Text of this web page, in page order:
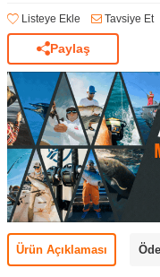
Listeye Ekle Tavsiye Et
Paylaş
Ürün Açıklaması